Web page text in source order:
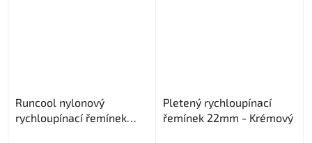
Runcool nylonový
rychloupínací řemínek
Pletený rychloupínací
řemínek 22mm - Krémový